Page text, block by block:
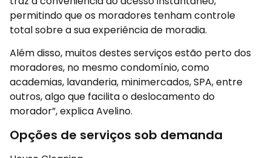
permitindo que os moradores tenham controle
total sobre a sua experiência de moradia.
Além disso, muitos destes serviços estão perto dos
moradores, no mesmo condomínio, como
academias, lavanderia, minimercados, SPA, entre
outros, algo que facilita o deslocamento do
morador”, explica Avelino.
Opções de serviços sob demanda